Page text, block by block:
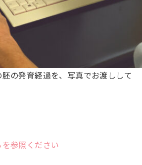
の発育経過を、写真でお渡しして
を参照ください